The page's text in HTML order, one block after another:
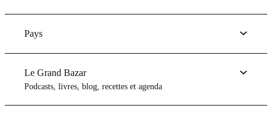
Pays
Le Grand Bazar
Podcasts, livres, blog, recettes et agenda